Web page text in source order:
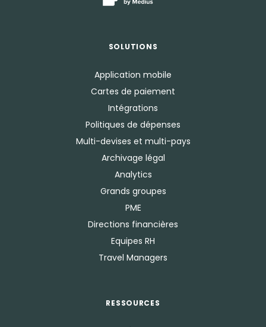
SOLUTIONS
Application mobile
Cartes de paiement
Intégrations
Politiques de dépenses
Multi-devises et multi-pays
Archivage légal
Analytics
Grands groupes
PME
Directions financières
Equipes RH
Travel Managers
RESSOURCES